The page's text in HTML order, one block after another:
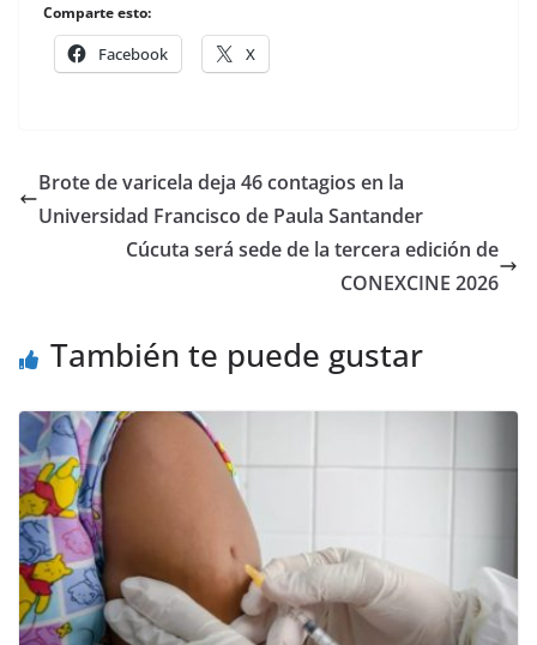
Comparte esto:
Facebook X
Brote de varicela deja 46 contagios en la
Universidad Francisco de Paula Santander
Cúcuta será sede de la tercera edición de
CONEXCINE 2026
También te puede gustar